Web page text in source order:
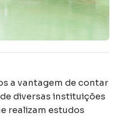
a vantagem de contar
diversas instituições
realizam estudos